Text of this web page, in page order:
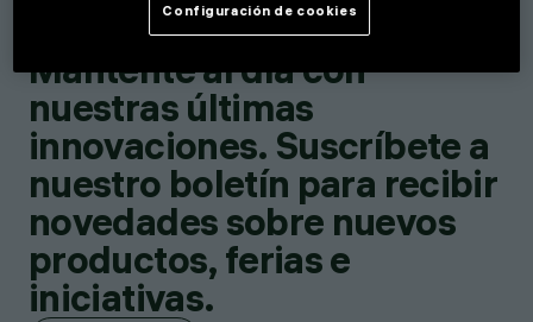
Encuentra un contacto
Mantente al día con
nuestras últimas
innovaciones. Suscríbete a
nuestro boletín para recibir
novedades sobre nuevos
productos, ferias e
iniciativas.
Configuración de cookies